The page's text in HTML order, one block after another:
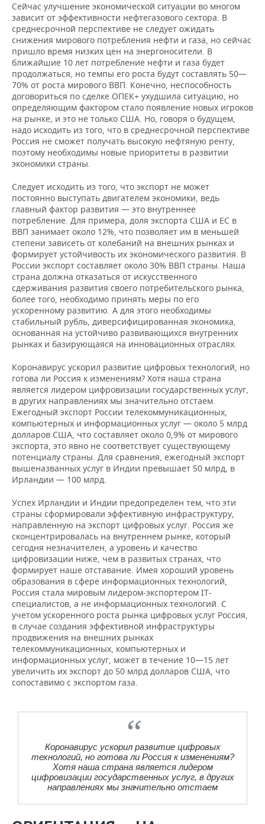
Сейчас улучшение экономической ситуации во многом
зависит от эффективности нефтегазового сектора. В
среднесрочной перспективе не следует ожидать
снижения мирового потребления нефти и газа, но сейчас
пришло время низких цен на энергоносители. В
ближайшие 10 лет потребление нефти и газа будет
продолжаться, но темпы его роста будут составлять 50—
70% от роста мирового ВВП. Конечно, неспособность
договориться по сделке ОПЕК+ ухудшила ситуацию, но
определяющим фактором стало появление новых игроков
на рынке, и это не только США. Но, говоря о будущем,
надо исходить из того, что в среднесрочной перспективе
Россия не сможет получать высокую нефтяную ренту,
поэтому необходимы новые приоритеты в развитии
экономики страны.
Следует исходить из того, что экспорт не может
постоянно выступать двигателем экономики, ведь
главный фактор развития — это внутреннее
потребление. Для примера, доля экспорта США и ЕС в
ВВП занимает около 12%, что позволяет им в меньшей
степени зависеть от колебаний на внешних рынках и
формирует устойчивость их экономического развития. В
России экспорт составляет около 30% ВВП страны. Наша
страна должна отказаться от искусственного
сдерживания развития своего потребительского рынка,
более того, необходимо принять меры по его
ускоренному развитию. А для этого необходимы
стабильный рубль, диверсифицированная экономика,
основанная на устойчиво развивающихся внутренних
рынках и базирующаяся на инновационных отраслях.
Коронавирус ускорил развитие цифровых технологий, но
готова ли Россия к изменениям? Хотя наша страна
является лидером цифровизации государственных услуг,
в других направлениях мы значительно отстаем.
Ежегодный экспорт России телекоммуникационных,
компьютерных и информационных услуг — около 5 млрд
долларов США, что составляет около 0,9% от мирового
экспорта, это явно не соответствует существующему
потенциалу страны. Для сравнения, ежегодный экспорт
вышеназванных услуг в Индии превышает 50 млрд, в
Ирландии — 100 млрд.
Успех Ирландии и Индии предопределен тем, что эти
страны сформировали эффективную инфраструктуру,
направленную на экспорт цифровых услуг. Россия же
сконцентрировалась на внутреннем рынке, который
сегодня незначителен, а уровень и качество
цифровизации ниже, чем в развитых странах, что
формирует наше отставание. Имея хороший уровень
образования в сфере информационных технологий,
Россия стала мировым лидером-экспортером IT-
специалистов, а не информационных технологий. С
учетом ускоренного роста рынка цифровых услуг Россия,
в случае создания эффективной инфраструктуры
продвижения на внешних рынках
телекоммуникационных, компьютерных и
информационных услуг, может в течение 10—15 лет
увеличить их экспорт до 50 млрд долларов США, что
сопоставимо с экспортом газа.
Коронавирус ускорил развитие цифровых
технологий, но готова ли Россия к изменениям?
Хотя наша страна является лидером
цифровизации государственных услуг, в других
направлениях мы значительно отстаем